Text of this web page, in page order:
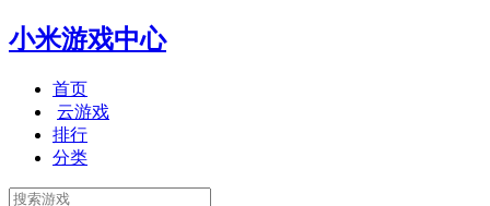
小米游戏中心
首页
云游戏
排行
分类